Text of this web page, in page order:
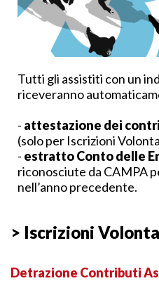
Tutti gli assistiti con un
riceveranno
- attestazione dei
(solo per Iscrizioni
- estratto Conto delle
riconosciute da CAMPA
nell’anno precedente.
> Iscrizioni
Detrazione Contributi